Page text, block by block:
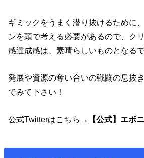
ギミックをうまく潜り抜けるために
ンを頭で考える必要があるので、ク
感達成感は、素晴らしいものとなるで
発展や資源の奪い合いの戦闘の息抜
でみて下さい！
公式Twitterはこちら → 【公式】エボ